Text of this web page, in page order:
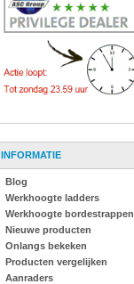
INFORMATIE
Blog
Werkhoogte ladders
Werkhoogte bordestrappen
Nieuwe producten
Onlangs bekeken
Producten vergelijken
Aanraders